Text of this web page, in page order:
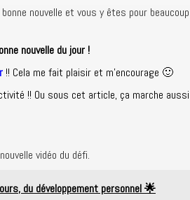
nouvelle et vous y êtes pour beaucoup
nouvelle du jour !
!! Cela me fait plaisir et m’encourage 🙂
!! Ou sous cet article, ça marche aussi
vidéo du défi.
du développement personnel 🌟